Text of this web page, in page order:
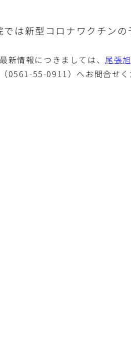
は新型コロナワクチンの
新情報につきましては、 尾張
0561-55-0911）へお問合せく